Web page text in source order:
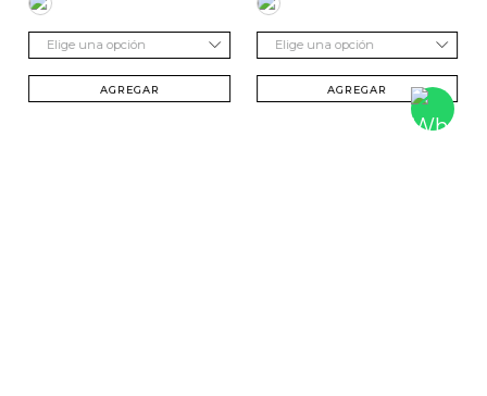
Elige una opción
AGREGAR
Elige una opción
AGREGAR